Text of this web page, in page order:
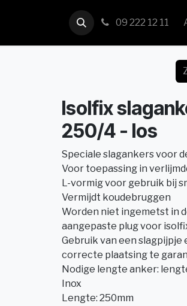
09 222 12 11
Isolfix
250/4 - los
Speciale slagankers voor
Voor toepassing in
L-vormig voor gebruik bij
Vermijdt koudebruggen
Worden niet ingemetst in
aangepaste plug voor
Gebruik van een slagpijpje
correcte plaatsing te
Nodige lengte anker:
Inox
Lengte: 250mm